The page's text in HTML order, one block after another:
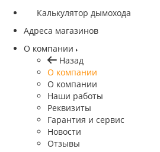
Калькулятор дымохода
Адреса магазинов
O компании
Назад
O компании
О компании
Наши работы
Реквизиты
Гарантия и сервис
Новости
Отзывы